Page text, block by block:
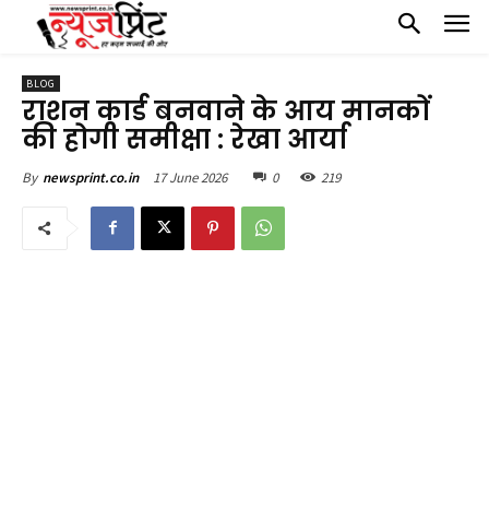
BLOG
राशन कार्ड बनवाने के आय मानकों
की होगी समीक्षा : रेखा आर्या
By newsprint.co.in 17 June 2026 0 219